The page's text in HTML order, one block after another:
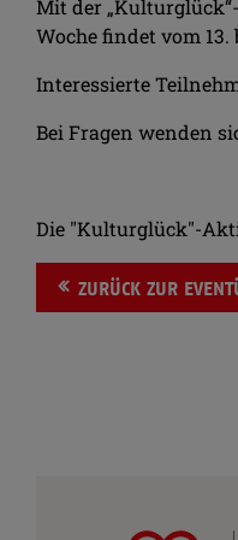
Mit der
Woche findet vom
Interessierte
Bei Fragen wenden
Die "Kulturglück"-
ZURÜCK ZUR